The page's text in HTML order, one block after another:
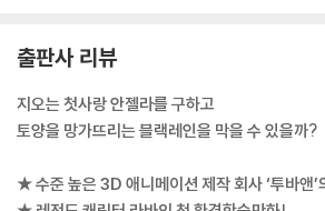
출판사 리뷰
지오는 첫사랑 안젤라를 구하고
토양을 망가뜨리는 블랙레인을 막을 수 있을까?
★ 수준 높은 3D 애니메이션 제작 회사 ‘투바앤’